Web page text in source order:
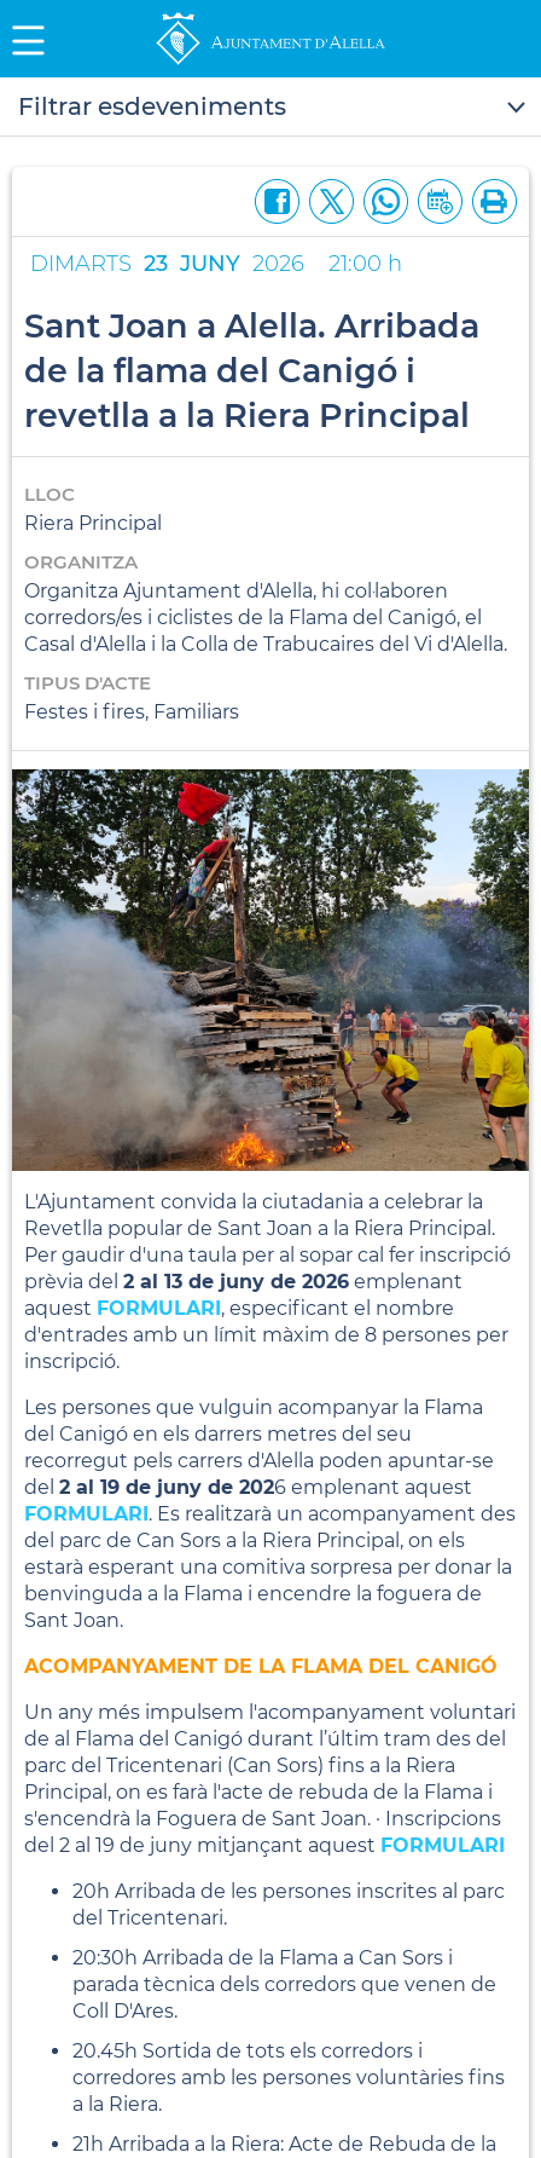
Filtrar esdeveniments
DIMARTS 23 JUNY 2026 21:00 h
Sant Joan a Alella. Arribada
de la flama del Canigó i
revetlla a la Riera Principal
LLOC
Riera Principal
ORGANITZA
Organitza Ajuntament d'Alella, hi col·laboren
corredors/es i ciclistes de la Flama del Canigó, el
Casal d'Alella i la Colla de Trabucaires del Vi d'Alella.
TIPUS D'ACTE
Festes i fires, Familiars
L'Ajuntament convida la ciutadania a celebrar la
Revetlla popular de Sant Joan a la Riera Principal.
Per gaudir d'una taula per al sopar cal fer inscripció
prèvia del 2 al 13 de juny de 2026 emplenant
aquest FORMULARI, especificant el nombre
d'entrades amb un límit màxim de 8 persones per
inscripció.
Les persones que vulguin acompanyar la Flama
del Canigó en els darrers metres del seu
recorregut pels carrers d'Alella poden apuntar-se
del 2 al 19 de juny de 2026 emplenant aquest
FORMULARI. Es realitzarà un acompanyament des
del parc de Can Sors a la Riera Principal, on els
estarà esperant una comitiva sorpresa per donar la
benvinguda a la Flama i encendre la foguera de
Sant Joan.
ACOMPANYAMENT DE LA FLAMA DEL CANIGÓ
Un any més impulsem l'acompanyament voluntari
de al Flama del Canigó durant l’últim tram des del
parc del Tricentenari (Can Sors) fins a la Riera
Principal, on es farà l'acte de rebuda de la Flama i
s'encendrà la Foguera de Sant Joan. · Inscripcions
del 2 al 19 de juny mitjançant aquest FORMULARI
20h Arribada de les persones inscrites al parc
del Tricentenari.
20:30h Arribada de la Flama a Can Sors i
parada tècnica dels corredors que venen de
Coll D'Ares.
20.45h Sortida de tots els corredors i
corredores amb les persones voluntàries fins
a la Riera.
21h Arribada a la Riera: Acte de Rebuda de la